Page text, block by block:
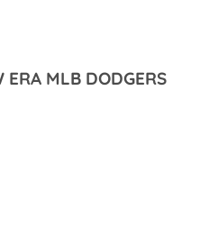
MLB DODGERS